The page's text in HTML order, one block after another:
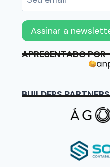
APRESENTADO POR
BUILDERS PARTNERS